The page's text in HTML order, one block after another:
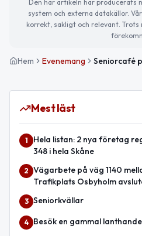
Den här artikeln har producerats
system och externa datakällor.
korrekt, sakligt och relevant.
Hem Evenemang Seniorcafé
Mest läst
1
Hela listan: 2 nya företag
348 i hela Skåne
2 Vägarbete på väg 1140
Trafikplats Osbyholm
3 Seniorkvällar
4 Besök en gammal